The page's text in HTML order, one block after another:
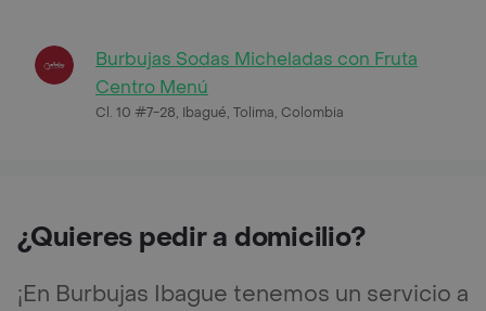
Burbujas Sodas Micheladas con Fruta
Centro Menú
Cl. 10 #7-28, Ibagué, Tolima, Colombia
¿Quieres pedir a domicilio?
¡En Burbujas Ibague tenemos un servicio a